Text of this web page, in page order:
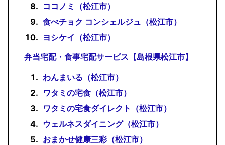
ココノミ（松江市）
食べチョク コンシェルジュ（松江市）
ヨシケイ（松江市）
弁当宅配・食事宅配サービス【島根県松江市】
わんまいる（松江市）
ワタミの宅食（松江市）
ワタミの宅食ダイレクト（松江市）
ウェルネスダイニング（松江市）
おまかせ健康三彩（松江市）